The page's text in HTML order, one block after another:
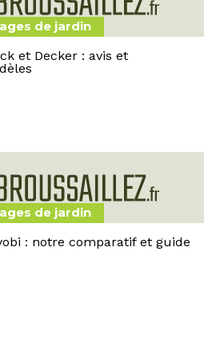
de jardin
et Decker : avis et
de jardin
: notre comparatif et guide